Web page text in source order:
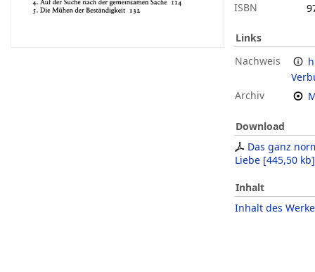
ISBN
Links
Nachweis
Archiv
Download
Das ganz
Liebe [445,50 kb]
Inhalt
Inhalt des